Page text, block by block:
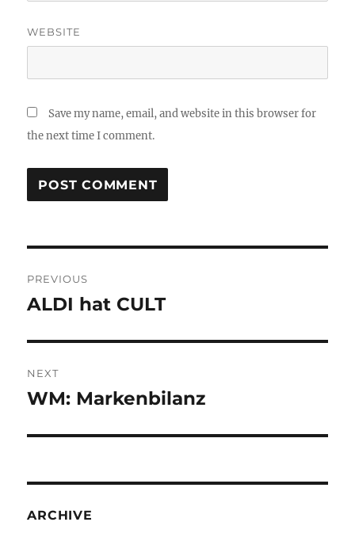
WEBSITE
Save my name, email, and website in this browser for
the next time I comment.
navigation
PREVIOUS
Previous
ALDI hat CULT
NEXT
Next
WM: Markenbilanz
ARCHIVE